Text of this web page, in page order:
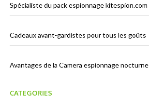
Spécialiste du pack espionnage kitespion.com
Cadeaux avant-gardistes pour tous les goûts
Avantages de la Camera espionnage nocturne
CATEGORIES